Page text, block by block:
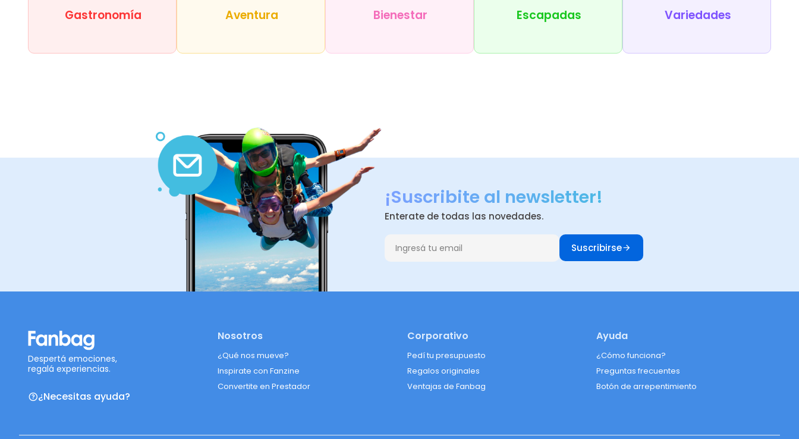
Gastronomía Aventura Bienestar Escapadas Variedades
¡Suscribite al newsletter!
Enterate de todas las novedades.
Suscribirse
Despertá emociones,
regalá experiencias.
¿Necesitas ayuda?
Nosotros
¿Qué nos mueve?
Inspirate con Fanzine
Convertite en Prestador
Corporativo
Pedí tu presupuesto
Regalos originales
Ventajas de Fanbag
Ayuda
¿Cómo funciona?
Preguntas frecuentes
Botón de arrepentimiento